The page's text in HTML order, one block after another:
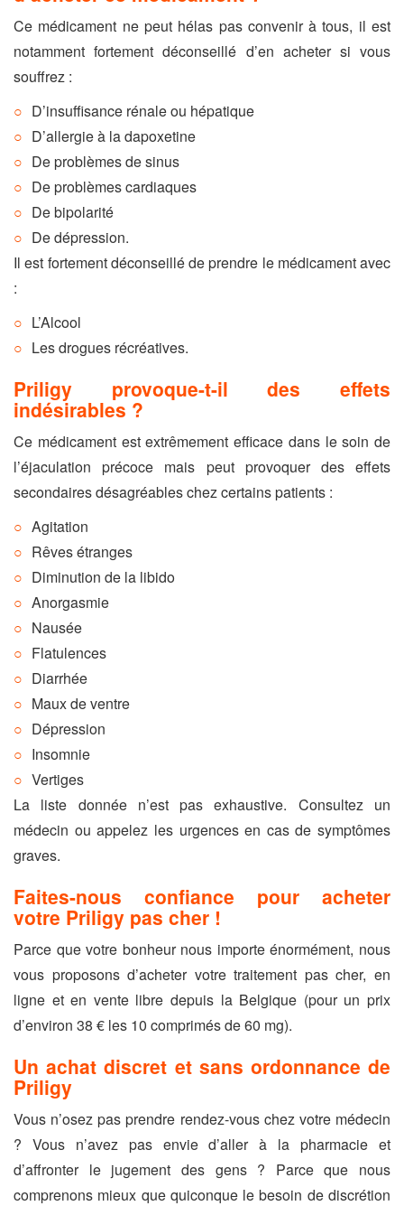
Ce médicament ne peut hélas pas convenir à tous, il est
notamment fortement déconseillé d’en acheter si vous
souffrez :
D’insuffisance rénale ou hépatique
D’allergie à la dapoxetine
De problèmes de sinus
De problèmes cardiaques
De bipolarité
De dépression.
Il est fortement déconseillé de prendre le médicament avec
:
L’Alcool
Les drogues récréatives.
Priligy provoque-t-il des effets
indésirables ?
Ce médicament est extrêmement efficace dans le soin de
l’éjaculation précoce mais peut provoquer des effets
secondaires désagréables chez certains patients :
Agitation
Rêves étranges
Diminution de la libido
Anorgasmie
Nausée
Flatulences
Diarrhée
Maux de ventre
Dépression
Insomnie
Vertiges
La liste donnée n’est pas exhaustive. Consultez un
médecin ou appelez les urgences en cas de symptômes
graves.
Faites-nous confiance pour acheter
votre Priligy pas cher !
Parce que votre bonheur nous importe énormément, nous
vous proposons d’acheter votre traitement pas cher, en
ligne et en vente libre depuis la Belgique (pour un prix
d’environ 38 € les 10 comprimés de 60 mg).
Un achat discret et sans ordonnance de
Priligy
Vous n’osez pas prendre rendez-vous chez votre médecin
? Vous n’avez pas envie d’aller à la pharmacie et
d’affronter le jugement des gens ? Parce que nous
comprenons mieux que quiconque le besoin de discrétion